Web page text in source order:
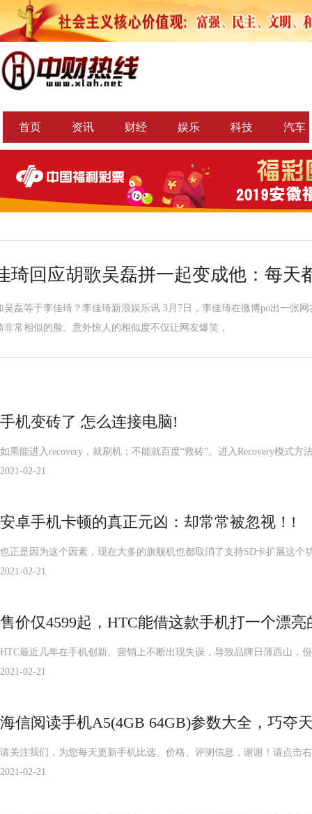
首页 资讯 财经 娱乐 科技 汽车
琦回应胡歌吴磊拼一起变成他：每天
吴磊等于李佳琦？李佳琦新浪娱乐讯 3月7日，李佳琦在微博po出一张
非常相似的脸。意外惊人的相似度不仅让网友爆笑，
手机变砖了 怎么连接电脑!
如果能进入recovery，就刷机；不能就百度“救砖”。进入Recovery模式
2021-02-21
安卓手机卡顿的真正元凶：却常常被忽视！!
也正是因为这个因素，现在大多的旗舰机也都取消了支持SD卡扩展这个
2021-02-21
售价仅4599起，HTC能借这款手机打一个漂
HTC最近几年在手机创新、营销上不断出现失误，导致品牌日薄西山，
2021-02-21
海信阅读手机A5(4GB 64GB)参数大全，巧夺
请关注我们，为您每天更新手机比选、价格、评测信息，谢谢！请点击
2021-02-21